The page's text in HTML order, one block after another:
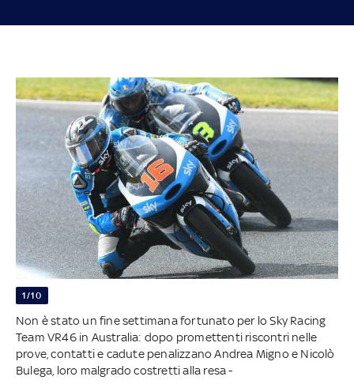
1/10
Non è stato un fine settimana fortunato per lo Sky Racing
Team VR46 in Australia: dopo promettenti riscontri nelle
prove, contatti e cadute penalizzano Andrea Migno e Nicolò
Bulega, loro malgrado costretti alla resa -